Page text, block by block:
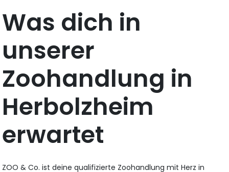
Was dich in
unserer
Zoohandlung in
Herbolzheim
erwartet
ZOO & Co. ist deine qualifizierte Zoohandlung mit Herz in